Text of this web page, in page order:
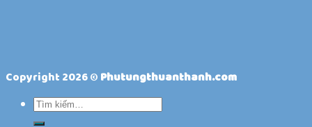
Copyright 2026 © Phutungthuanthanh.com